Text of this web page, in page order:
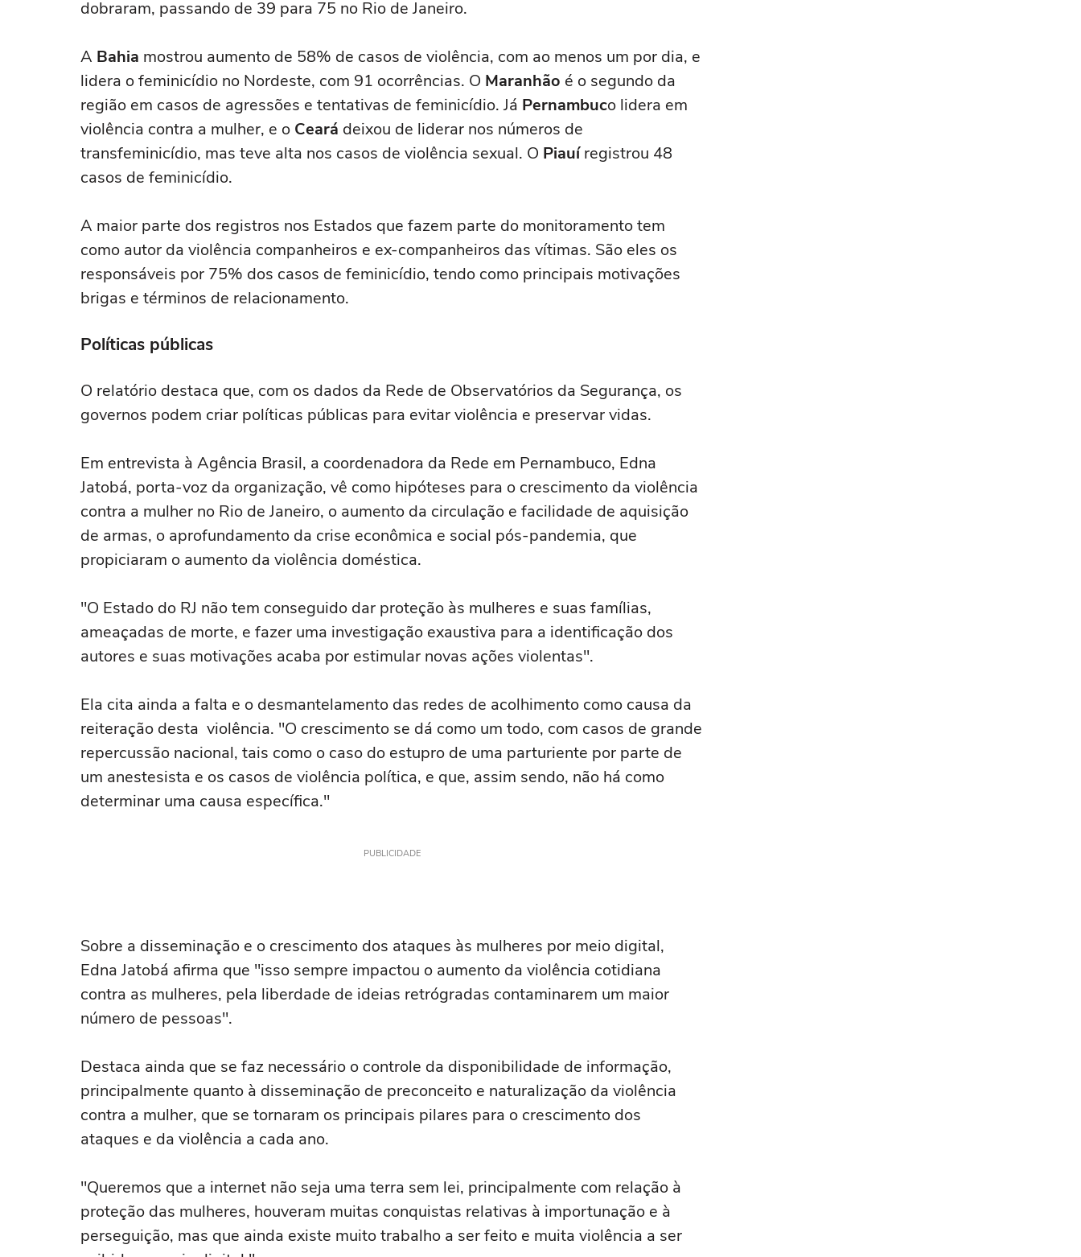
dobraram, passando de 39 para 75 no Rio de Janeiro.
A Bahia mostrou aumento de 58% de casos de violência, com ao menos um por dia, e
lidera o feminicídio no Nordeste, com 91 ocorrências. O Maranhão é o segundo da
região em casos de agressões e tentativas de feminicídio. Já Pernambuco lidera em
violência contra a mulher, e o Ceará deixou de liderar nos números de
transfeminicídio, mas teve alta nos casos de violência sexual. O Piauíregistrou 48
casos de feminicídio.
A maior parte dos registros nos Estados que fazem parte do monitoramento tem
como autor da violência companheiros e ex-companheiros das vítimas. São eles os
responsáveis por 75% dos casos de feminicídio, tendo como principais motivações
brigas e términos de relacionamento.
Políticas públicas
O relatório destaca que, com os dados da Rede de Observatórios da Segurança, os
governos podem criar políticas públicas para evitar violência e preservar vidas.
Em entrevista à Agência Brasil, a coordenadora da Rede em Pernambuco, Edna
Jatobá, porta-voz da organização, vê como hipóteses para o crescimento da violência
contra a mulher no Rio de Janeiro, o aumento da circulação e facilidade de aquisição
de armas, o aprofundamento da crise econômica e social pós-pandemia, que
propiciaram o aumento da violência doméstica.
"O Estado do RJ não tem conseguido dar proteção às mulheres e suas famílias,
ameaçadas de morte, e fazer uma investigação exaustiva para a identificação dos
autores e suas motivações acaba por estimular novas ações violentas".
Ela cita ainda a falta e o desmantelamento das redes de acolhimento como causa da
reiteração desta violência. "O crescimento se dá como um todo, com casos de grande
repercussão nacional, tais como o caso do estupro de uma parturiente por parte de
um anestesista e os casos de violência política, e que, assim sendo, não há como
determinar uma causa específica."
PUBLICIDADE
Sobre a disseminação e o crescimento dos ataques às mulheres por meio digital,
Edna Jatobá afirma que "isso sempre impactou o aumento da violência cotidiana
contra as mulheres, pela liberdade de ideias retrógradas contaminarem um maior
número de pessoas".
Destaca ainda que se faz necessário o controle da disponibilidade de informação,
principalmente quanto à disseminação de preconceito e naturalização da violência
contra a mulher, que se tornaram os principais pilares para o crescimento dos
ataques e da violência a cada ano.
"Queremos que a internet não seja uma terra sem lei, principalmente com relação à
proteção das mulheres, houveram muitas conquistas relativas à importunação e à
perseguição, mas que ainda existe muito trabalho a ser feito e muita violência a ser